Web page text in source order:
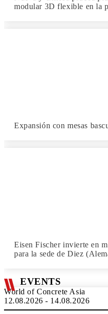
modular 3D flexible en la
Expansión con mesas
Eisen Fischer invierte en
para la sede de Diez
EVENTS
World of Concrete Asia
12.08.2026 - 14.08.2026